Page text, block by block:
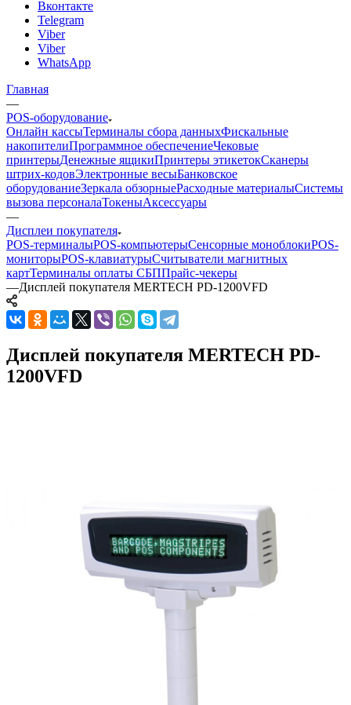
Вконтакте
Telegram
Viber
Viber
WhatsApp
Главная
—
POS-оборудование
Онлайн кассыТерминалы сбора данныхФискальные
накопителиПрограммное обеспечениеЧековые
принтерыДенежные ящикиПринтеры этикетокСканеры
штрих-кодовЭлектронные весыБанковское
оборудованиеЗеркала обзорныеРасходные материалыСистемы
вызова персоналаТокеныАксессуары
—
Дисплеи покупателя
POS-терминалыPOS-компьютерыСенсорные моноблокиPOS-
мониторыPOS-клавиатурыСчитыватели магнитных
картТерминалы оплаты СБППрайс-чекеры
—Дисплей покупателя MERTECH PD-1200VFD
Дисплей покупателя MERTECH PD-
1200VFD